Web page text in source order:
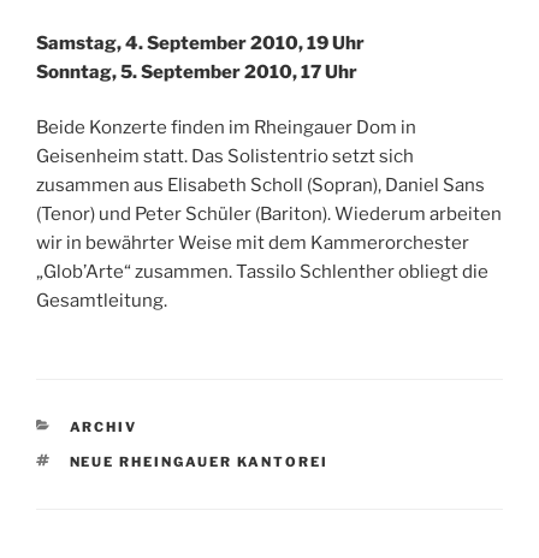
Samstag, 4. September 2010, 19 Uhr
Sonntag, 5. September 2010, 17 Uhr
Beide Konzerte finden im Rheingauer Dom in
Geisenheim statt. Das Solistentrio setzt sich
zusammen aus Elisabeth Scholl (Sopran), Daniel Sans
(Tenor) und Peter Schüler (Bariton). Wiederum arbeiten
wir in bewährter Weise mit dem Kammerorchester
„Glob’Arte“ zusammen. Tassilo Schlenther obliegt die
Gesamtleitung.
KATEGORIEN
ARCHIV
SCHLAGWÖRTER
NEUE RHEINGAUER KANTOREI